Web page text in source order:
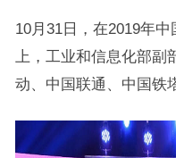
10月31日，在2019年
上，工业和信息化部
动、中国联通、中国铁